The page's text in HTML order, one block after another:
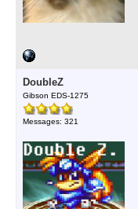
DoubleZ
Gibson EDS-1275
Messages: 321